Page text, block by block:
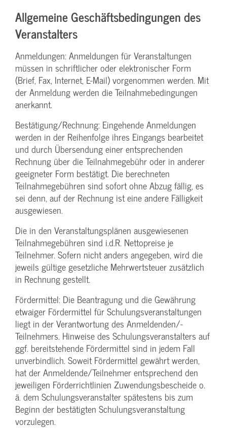
Allgemeine Geschäftsbedingungen des
Veranstalters
Anmeldungen: Anmeldungen für Veranstaltungen
müssen in schriftlicher oder elektronischer Form
(Brief, Fax, Internet, E-Mail) vorgenommen werden. Mit
der Anmeldung werden die Teilnahme­bedingungen
anerkannt.
Bestätigung­/Rechnung: Eingehende Anmeldungen
werden in der Reihenfolge ihres Eingangs bearbeitet
und durch Übersendung einer entsprechenden
Rechnung über die Teilnahmegebühr oder in anderer
geeigneter Form bestätigt. Die berechneten
Teilnahmegebühren sind sofort ohne Abzug fällig, es
sei denn, auf der Rechnung ist eine andere Fälligkeit
ausgewiesen.
Die in den Veranstaltungsplänen ausgewiesenen
Teilnahmegebühren sind i.d.R. Nettopreise je
Teilnehmer. Sofern nicht anders angegeben, wird die
jeweils gültige gesetzliche Mehrwertsteuer zusätzlich
in Rechnung gestellt.
Fördermittel: Die Beantragung und die Gewährung
etwaiger Fördermittel für Schulungs­veranstaltungen
liegt in der Verantwortung des Anmeldenden/­
Teilnehmers. Hinweise des Schulungs­veranstalters auf
ggf. bereitstehende Fördermittel sind in jedem Fall
unverbindlich. Soweit Fördermittel gewährt werden,
hat der Anmeldende/­Teilnehmer entsprechend den
jeweiligen Förderrichtlinien Zuwendungs­bescheide o.
ä. dem Schulungs­veranstalter spätestens bis zum
Beginn der bestätigten Schulungs­veranstaltung
vorzulegen.